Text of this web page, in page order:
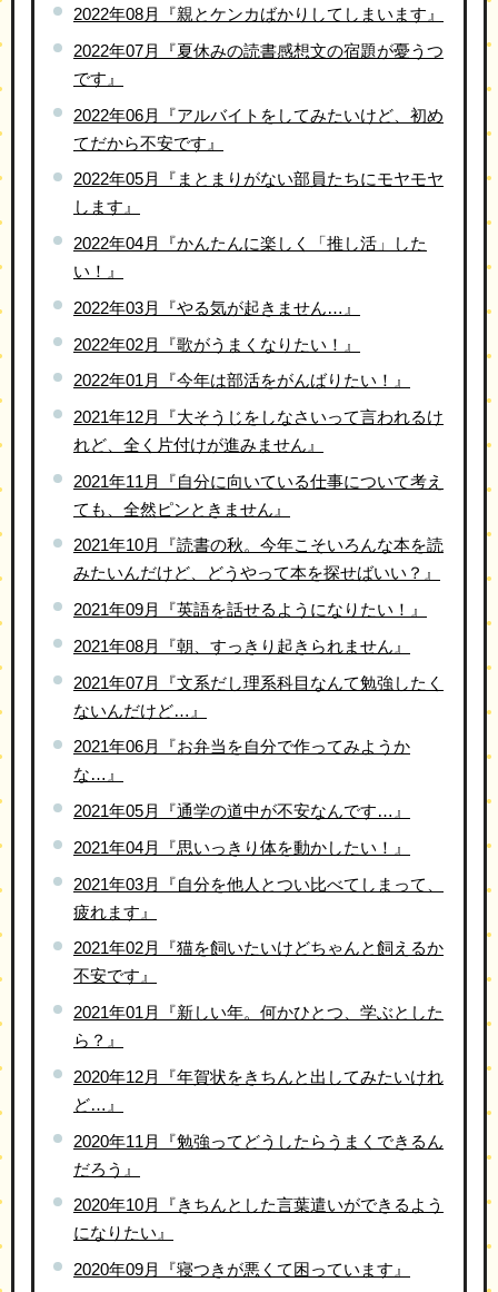
2022年08月『親とケンカばかりしてしまいます』
2022年07月『夏休みの読書感想文の宿題が憂うつ
です』
2022年06月『アルバイトをしてみたいけど、初め
てだから不安です』
2022年05月『まとまりがない部員たちにモヤモヤ
します』
2022年04月『かんたんに楽しく「推し活」した
い！』
2022年03月『やる気が起きません…』
2022年02月『歌がうまくなりたい！』
2022年01月『今年は部活をがんばりたい！』
2021年12月『大そうじをしなさいって言われるけ
れど、全く片付けが進みません』
2021年11月『自分に向いている仕事について考え
ても、全然ピンときません』
2021年10月『読書の秋。今年こそいろんな本を読
みたいんだけど、どうやって本を探せばいい？』
2021年09月『英語を話せるようになりたい！』
2021年08月『朝、すっきり起きられません』
2021年07月『文系だし理系科目なんて勉強したく
ないんだけど…』
2021年06月『お弁当を自分で作ってみようか
な…』
2021年05月『通学の道中が不安なんです…』
2021年04月『思いっきり体を動かしたい！』
2021年03月『自分を他人とつい比べてしまって、
疲れます』
2021年02月『猫を飼いたいけどちゃんと飼えるか
不安です』
2021年01月『新しい年。何かひとつ、学ぶとした
ら？』
2020年12月『年賀状をきちんと出してみたいけれ
ど…』
2020年11月『勉強ってどうしたらうまくできるん
だろう』
2020年10月『きちんとした言葉遣いができるよう
になりたい』
2020年09月『寝つきが悪くて困っています』